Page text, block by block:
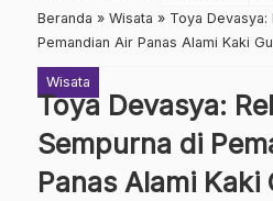
Beranda » Wisata » Toya Devasya:
Pemandian Air Panas Alami Kaki
Wisata
Toya Devasya:
Sempurna di
Panas Alami